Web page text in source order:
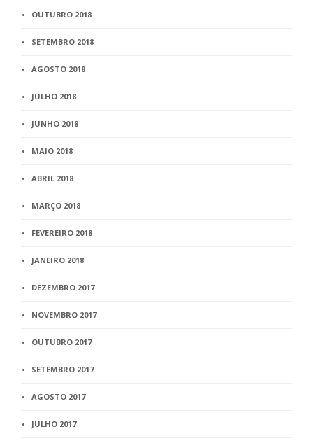
OUTUBRO 2018
SETEMBRO 2018
AGOSTO 2018
JULHO 2018
JUNHO 2018
MAIO 2018
ABRIL 2018
MARÇO 2018
FEVEREIRO 2018
JANEIRO 2018
DEZEMBRO 2017
NOVEMBRO 2017
OUTUBRO 2017
SETEMBRO 2017
AGOSTO 2017
JULHO 2017